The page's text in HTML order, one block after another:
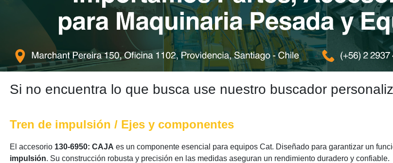
Si no encuentra lo que busca use nuestro buscador
Tren de impulsión / Ejes y componentes
El accesorio 130-6950: CAJA es un componente esencial para equipos Cat. Diseñado para garantizar un
impulsión. Su construcción robusta y precisión en las medidas aseguran un rendimiento duradero y confiable.